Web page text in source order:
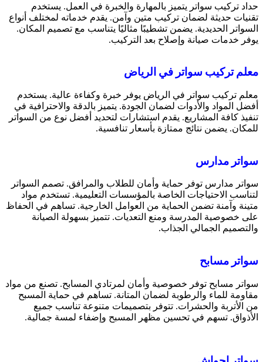
حداد تركيب سواتر يتميز بالمهارة والخبرة في العمل. يستخدم
تقنيات حديثة لضمان تركيب متين وآمن. يقدم خدماته لمختلف أنواع
السواتر الحديدية. يضمن تشطيبًا مثاليًا يتناسب مع تصميم المكان.
يوفر خدمات صيانة وإصلاح بعد التركيب.
معلم تركيب سواتر في الرياض
معلم تركيب سواتر في الرياض يوفر خبرة وكفاءة عالية. يستخدم
أفضل المواد والأدوات لضمان الجودة. يتميز بالدقة والاحترافية في
تنفيذ كافة المشاريع. يقدم استشارات لتحديد أفضل نوع من السواتر
للمكان. يضمن نتائج ممتازة بأسعار تنافسية.
سواتر مدارس
سواتر مدارس توفر حماية وأمان للطلاب والمرافق. تصمم السواتر
لتناسب الاحتياجات الخاصة بالمؤسسات التعليمية. تستخدم مواد
متينة وآمنة تضمن الحماية من العوامل الخارجية. تساهم في الحفاظ
على خصوصية المدرسة ومنع التعديات. تتميز بسهولة الصيانة
والتصميم الجمالي الجذاب.
سواتر مسابح
سواتر مسابح توفر خصوصية وأمان لمرتادي المسابح. تصنع من مواد
مقاومة للماء والرطوبة لضمان المتانة. تساهم في حماية المسبح
من الأتربة والحشرات. تتوفر بتصميمات متنوعة تناسب جميع
الأذواق. تسهم في تحسين مظهر المسبح وإضفاء لمسة جمالية.